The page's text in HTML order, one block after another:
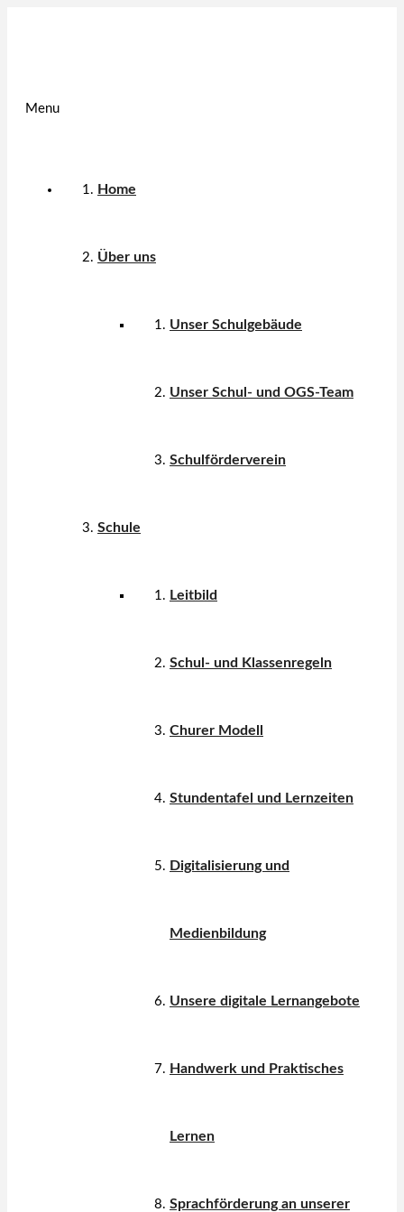
Menu
Home
Über uns
Unser Schulgebäude
Unser Schul- und OGS-Team
Schulförderverein
Schule
Leitbild
Schul- und Klassenregeln
Churer Modell
Stundentafel und Lernzeiten
Digitalisierung und
Medienbildung
Unsere digitale Lernangebote
Handwerk und Praktisches
Lernen
Sprachförderung an unserer